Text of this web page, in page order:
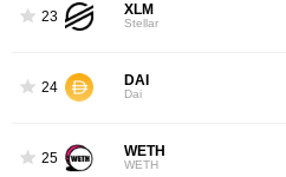
23 XLM
Stellar
24 DAI
Dai
25 WETH
WETH